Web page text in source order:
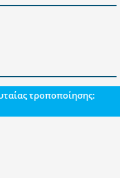
τροποποίησης: